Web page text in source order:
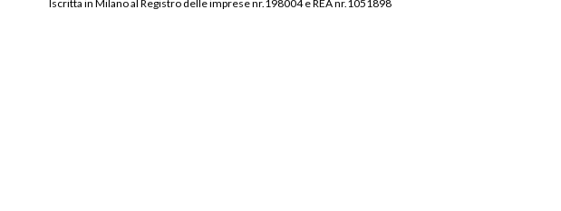
Iscritta in Milano al Registro delle imprese nr.198004 e REA nr.1051898